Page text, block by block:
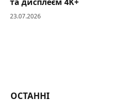
23.07.2026
ОСТАННІ